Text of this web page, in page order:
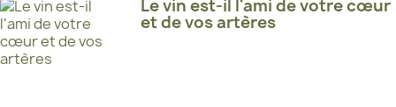
Le vin est-il l'ami de votre cœur
et de vos artères